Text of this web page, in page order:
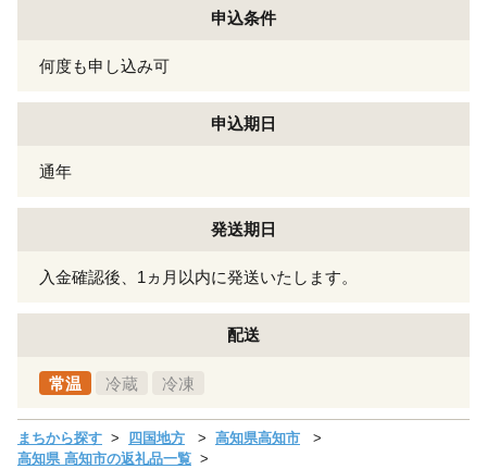
申込条件
何度も申し込み可
申込期日
通年
発送期日
入金確認後、1ヵ月以内に発送いたします。
配送
常温 冷蔵 冷凍
まちから探す 四国地方
高知県高知市
高知県 高知市の返礼品一覧